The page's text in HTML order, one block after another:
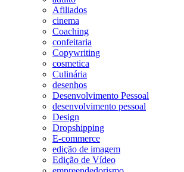
Afiliados
cinema
Coaching
confeitaria
Copywriting
cosmetica
Culinária
desenhos
Desenvolvimento Pessoal
desenvolvimento pessoal
Design
Dropshipping
E-commerce
edição de imagem
Edição de Vídeo